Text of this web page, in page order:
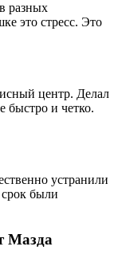
разных
это стресс. Это
центр. Делал
быстро и четко.
устранили
были
Мазда